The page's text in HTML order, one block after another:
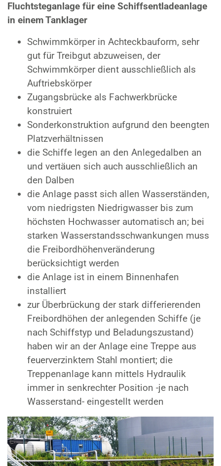
Fluchtsteganlage für eine Schiffsentladeanlage
in einem Tanklager
Schwimmkörper in Achteckbauform, sehr
gut für Treibgut abzuweisen, der
Schwimmkörper dient ausschließlich als
Auftriebskörper
Zugangsbrücke als Fachwerkbrücke
konstruiert
Sonderkonstruktion aufgrund den beengten
Platzverhältnissen
die Schiffe legen an den Anlegedalben an
und vertäuen sich auch ausschließlich an
den Dalben
die Anlage passt sich allen Wasserständen,
vom niedrigsten Niedrigwasser bis zum
höchsten Hochwasser automatisch an; bei
starken Wasserstandsschwankungen muss
die Freibordhöhenveränderung
berücksichtigt werden
die Anlage ist in einem Binnenhafen
installiert
zur Überbrückung der stark differierenden
Freibordhöhen der anlegenden Schiffe (je
nach Schiffstyp und Beladungszustand)
haben wir an der Anlage eine Treppe aus
feuerverzinktem Stahl montiert; die
Treppenanlage kann mittels Hydraulik
immer in senkrechter Position -je nach
Wasserstand- eingestellt werden